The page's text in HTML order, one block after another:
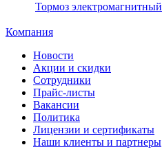
Тормоз электромагнитный
Компания
Новости
Акции и скидки
Сотрудники
Прайс-листы
Вакансии
Политика
Лицензии и сертификаты
Наши клиенты и партнеры